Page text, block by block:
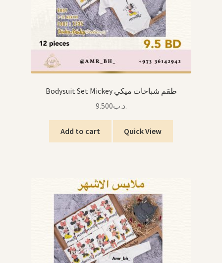
Bodysuit Set Mickey طقم شباحات ميكي
.د.ب9.500
Add to cart Quick View